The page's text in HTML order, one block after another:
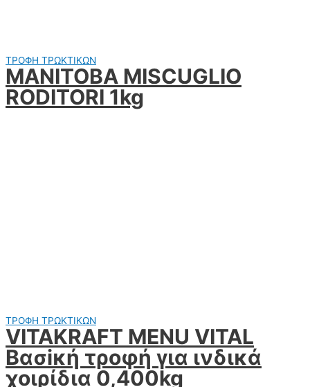
ΤΡΟΦΗ ΤΡΩΚΤΙΚΩΝ
MANITOBA MISCUGLIO
RODITORI 1kg
ΤΡΟΦΗ ΤΡΩΚΤΙΚΩΝ
VITAKRAFT MENU VITAL
Βασiκή τροφή για ινδικά
χοιρίδια 0,400kg